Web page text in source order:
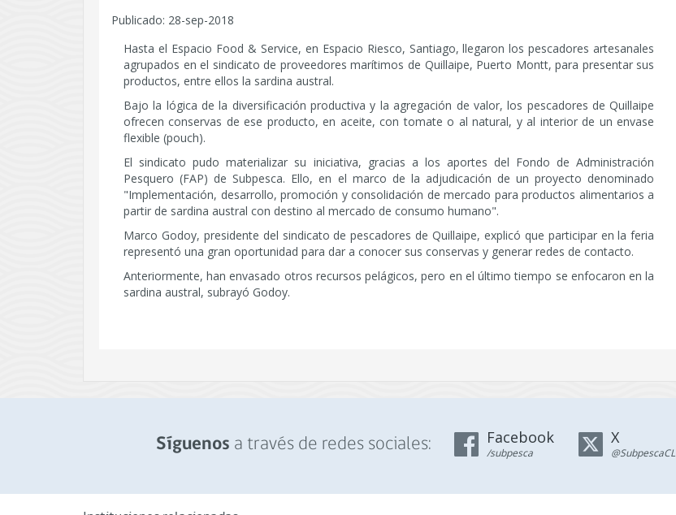
Publicado: 28-sep-2018
Hasta el Espacio Food & Service, en Espacio Riesco, Santiago, llegaron los pescadores artesanales
agrupados en el sindicato de proveedores marítimos de Quillaipe, Puerto Montt, para presentar sus
productos, entre ellos la sardina austral.
Bajo la lógica de la diversificación productiva y la agregación de valor, los pescadores de Quillaipe
ofrecen conservas de ese producto, en aceite, con tomate o al natural, y al interior de un envase
flexible (pouch).
El sindicato pudo materializar su iniciativa, gracias a los aportes del Fondo de Administración
Pesquero (FAP) de Subpesca. Ello, en el marco de la adjudicación de un proyecto denominado
"Implementación, desarrollo, promoción y consolidación de mercado para productos alimentarios a
partir de sardina austral con destino al mercado de consumo humano".
Marco Godoy, presidente del sindicato de pescadores de Quillaipe, explicó que participar en la feria
representó una gran oportunidad para dar a conocer sus conservas y generar redes de contacto.
Anteriormente, han envasado otros recursos pelágicos, pero en el último tiempo se enfocaron en la
sardina austral, subrayó Godoy.
Síguenos a través de redes sociales: Facebook
/subpesca
X
@SubpescaCL